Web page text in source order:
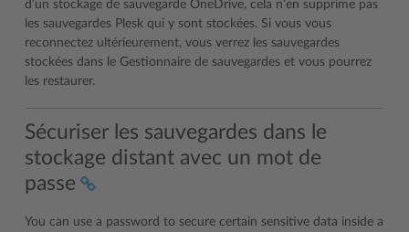
d’un stockage de sauvegarde OneDrive, cela n’en supprime pas
les sauvegardes Plesk qui y sont stockées. Si vous vous
reconnectez ultérieurement, vous verrez les sauvegardes
stockées dans le Gestionnaire de sauvegardes et vous pourrez
les restaurer.
Sécuriser les sauvegardes dans le
stockage distant avec un mot de
passe
You can use a password to secure certain sensitive data inside a